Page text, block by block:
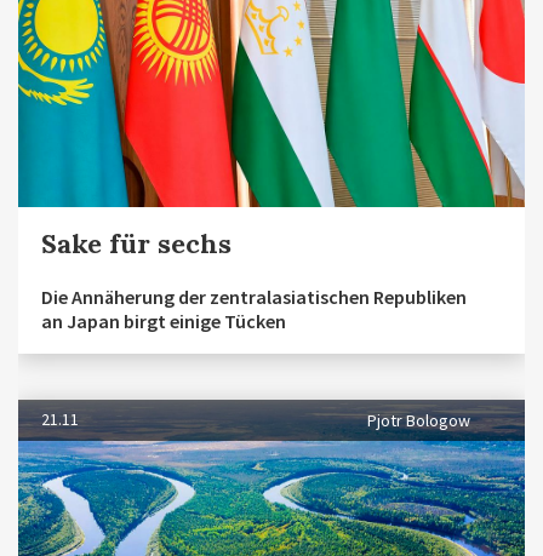
Sake für sechs
Die Annäherung der zentralasiatischen Republiken
an Japan birgt einige Tücken
21.11 Pjotr Bologow